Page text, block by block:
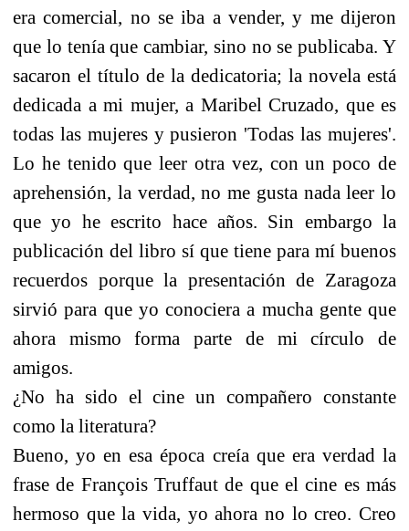
era comercial, no se iba a vender, y me dijeron
que lo tenía que cambiar, sino no se publicaba. Y
sacaron el título de la dedicatoria; la novela está
dedicada a mi mujer, a Maribel Cruzado, que es
todas las mujeres y pusieron 'Todas las mujeres'.
Lo he tenido que leer otra vez, con un poco de
aprehensión, la verdad, no me gusta nada leer lo
que yo he escrito hace años. Sin embargo la
publicación del libro sí que tiene para mí buenos
recuerdos porque la presentación de Zaragoza
sirvió para que yo conociera a mucha gente que
ahora mismo forma parte de mi círculo de
amigos.
¿No ha sido el cine un compañero constante
como la literatura?
Bueno, yo en esa época creía que era verdad la
frase de François Truffaut de que el cine es más
hermoso que la vida, yo ahora no lo creo. Creo